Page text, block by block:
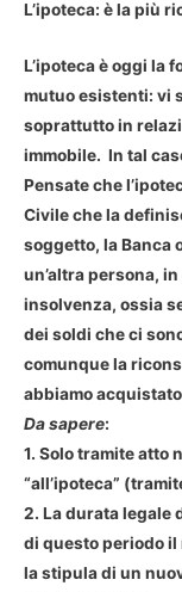
L’ipoteca: è la più
L’ipoteca è oggi la
mutuo esistenti: vi
soprattutto in
immobile. In tal
Pensate che
Civile che la
soggetto, la Banca
un’altra persona,
insolvenza, ossia
dei soldi che ci
comunque la
abbiamo
Da sapere:
1. Solo tramite atto
“all’ipoteca”
2. La durata legale
di questo periodo il
la stipula di un